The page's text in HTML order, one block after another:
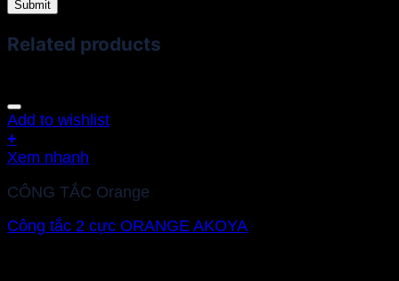
Related products
Add to wishlist
+
Xem nhanh
CÔNG TẮC Orange
Công tắc 2 cực ORANGE AKOYA